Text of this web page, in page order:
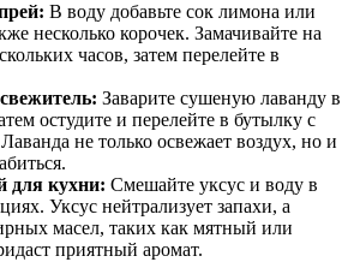
В воду добавьте сок лимона или
несколько корочек. Замачивайте на
часов, затем перелейте в
Заварите сушеную лаванду в
остудите и перелейте в бутылку с
не только освежает воздух, но и
для кухни: Смешайте уксус и воду в
Уксус нейтрализует запахи, а
масел, таких как мятный или
приятный аромат.